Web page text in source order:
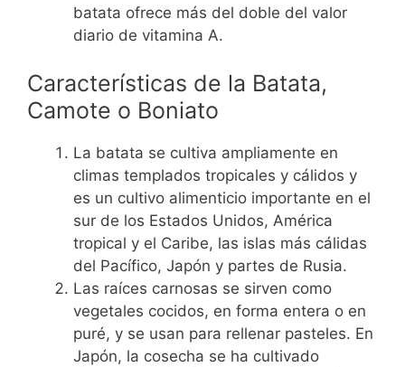
batata ofrece más del doble del valor
diario de vitamina A.
Características de la Batata,
Camote o Boniato
La batata se cultiva ampliamente en
climas templados tropicales y cálidos y
es un cultivo alimenticio importante en el
sur de los Estados Unidos, América
tropical y el Caribe, las islas más cálidas
del Pacífico, Japón y partes de Rusia.
Las raíces carnosas se sirven como
vegetales cocidos, en forma entera o en
puré, y se usan para rellenar pasteles. En
Japón, la cosecha se ha cultivado